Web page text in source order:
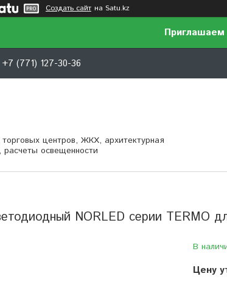
Создать сайт на Satu.kz
Приглашаем
+7 (771) 127-30-36
центров, ЖКХ, архитектурная
освещенности
NORLED серии TERMO
В
Цену